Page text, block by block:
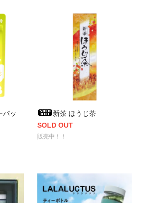
ッ
新茶 ほうじ茶
SOLD OUT
販売中！！